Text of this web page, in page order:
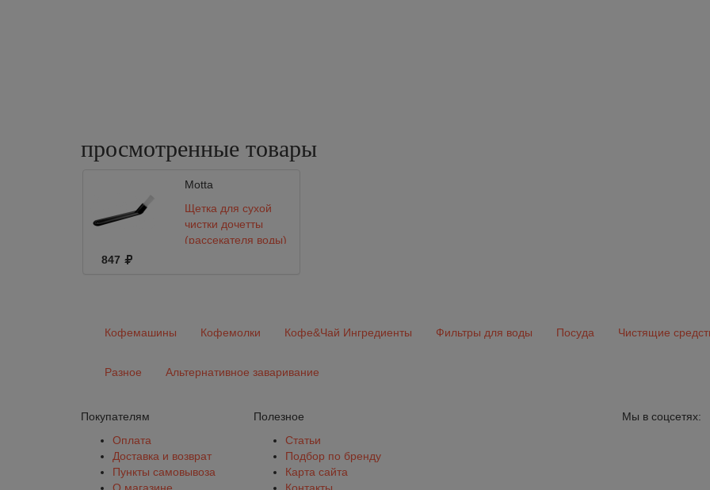
просмотренные товары
Motta
Щетка для сухой
чистки дочетты
(рассекателя воды)
847
Кофемашины Кофемолки Кофе&Чай Ингредиенты Фильтры для воды Посуда Чистящие
Разное Альтернативное заваривание
Покупателям
Оплата
Доставка и возврат
Пункты самовывоза
Полезное
Статьи
Подбор по бренду
Карта сайта
Мы в соцсетях: